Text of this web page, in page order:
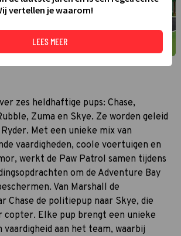
zes heldhaftige pups: Chase,
Zuma en Skye. Ze worden geleid
Met een unieke mix van
vaardigheden, coole voertuigen en
werkt de Paw Patrol samen tijdens
om de Adventure Bay
Van Marshall de
Chase de politiepup naar Skye, die
copter. Elke pup brengt een unieke
aan het team, waarbij
vertellen je waarom!
LEES MEER